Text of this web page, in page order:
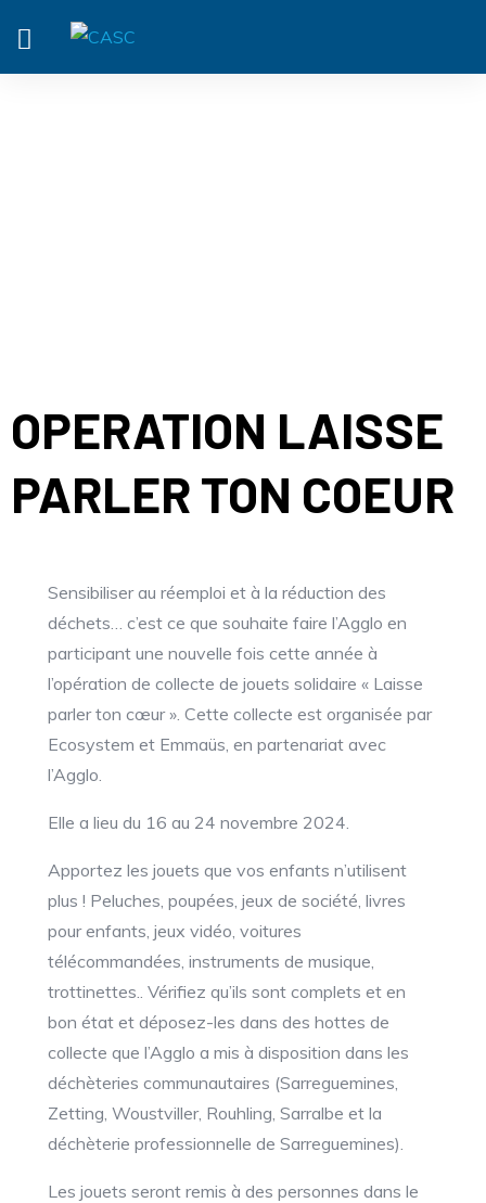
OPERATION LAISSE
PARLER TON COEUR
Sensibiliser au réemploi et à la réduction des
déchets… c’est ce que souhaite faire l’Agglo en
participant une nouvelle fois cette année à
l’opération de collecte de jouets solidaire « Laisse
parler ton cœur ». Cette collecte est organisée par
Ecosystem et Emmaüs, en partenariat avec
l’Agglo.
Elle a lieu du 16 au 24 novembre 2024.
Apportez les jouets que vos enfants n’utilisent
plus ! Peluches, poupées, jeux de société, livres
pour enfants, jeux vidéo, voitures
télécommandées, instruments de musique,
trottinettes.. Vérifiez qu’ils sont complets et en
bon état et déposez-les dans des hottes de
collecte que l’Agglo a mis à disposition dans les
déchèteries communautaires (Sarreguemines,
Zetting, Woustviller, Rouhling, Sarralbe et la
déchèterie professionnelle de Sarreguemines).
Les jouets seront remis à des personnes dans le